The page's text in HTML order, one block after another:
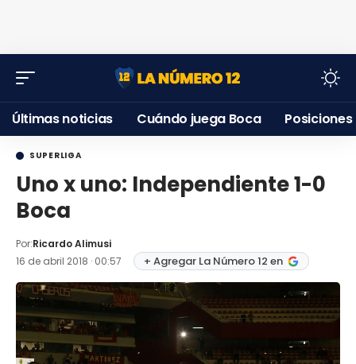
Últimas noticias Cuándo juega Boca Posiciones
SUPERLIGA
Uno x uno: Independiente 1-0
Boca
Por:Ricardo Alimusi
16 de abril 2018 · 00:57
+ Agregar La Número 12 en